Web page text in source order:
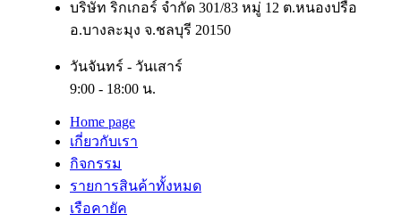
บริษัท ริกเกอร์ จำกัด 301/83 หมู่ 12 ต.หนองปรือ
อ.บางละมุง จ.ชลบุรี 20150
วันจันทร์ - วันเสาร์
9:00 - 18:00 น.
Home page
เกี่ยวกับเรา
กิจกรรม
รายการสินค้าทั้งหมด
เรือคายัค